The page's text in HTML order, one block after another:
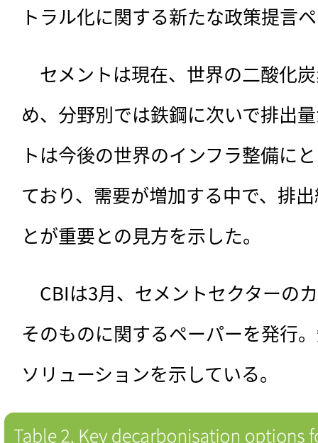
トラル化に関する新たな政策提言
セメントは現在、 世界の二酸化
め、分野別では鉄鋼に次いで排出
トは今後の世界のインフラ整備に
ており、需要が増加する中で、排
とが重要との見方を示した。
CBIは3月、セメントセクターの
そのものに関するペーパーを発行
ソリューションを示している。